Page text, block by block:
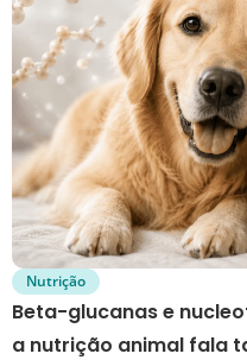
Nutrição
Beta-glucanas e
a nutrição animal fala